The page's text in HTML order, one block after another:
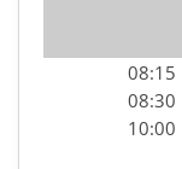
08:15
08:30
10:00